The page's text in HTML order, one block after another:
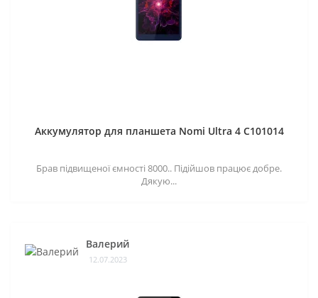
Аккумулятор для планшета Nomi Ultra 4 C101014
Брав підвищеної ємності 8000.. Підійшов працює добре.
Дякую...
Валерий
12.07.2023